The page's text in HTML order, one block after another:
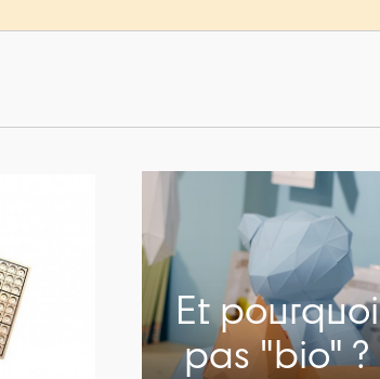
Et pourquoi
pas "bio" ?